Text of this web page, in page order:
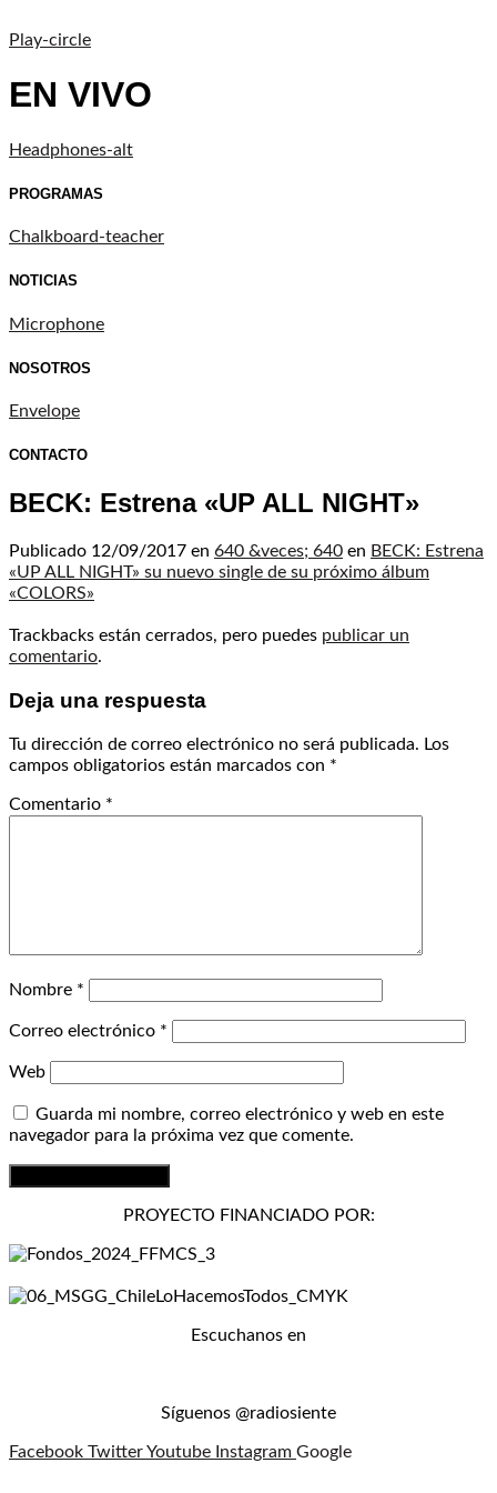
Play-circle
EN VIVO
Headphones-alt
PROGRAMAS
Chalkboard-teacher
NOTICIAS
Microphone
NOSOTROS
Envelope
CONTACTO
BECK: Estrena «UP ALL NIGHT»
Publicado 12/09/2017 en 640 &veces; 640 en BECK: Estrena
«UP ALL NIGHT» su nuevo single de su próximo álbum
«COLORS»
Trackbacks están cerrados, pero puedes publicar un
comentario.
Deja una respuesta
Tu dirección de correo electrónico no será publicada. Los
campos obligatorios están marcados con *
Comentario *
Nombre *
Correo electrónico *
Web
Guarda mi nombre, correo electrónico y web en este
navegador para la próxima vez que comente.
PROYECTO FINANCIADO POR:
Escuchanos en
Síguenos @radiosiente
Facebook TwitterYoutube Instagram Google